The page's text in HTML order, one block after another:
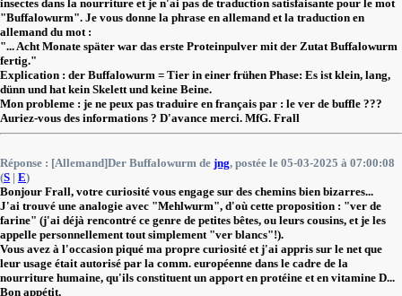
insectes dans la nourriture et je n'ai pas de traduction satisfaisante pour le mot
"Buffalowurm". Je vous donne la phrase en allemand et la traduction en
allemand du mot :
"... Acht Monate später war das erste Proteinpulver mit der Zutat Buffalowurm
fertig."
Explication : der Buffalowurm = Tier in einer frühen Phase: Es ist klein, lang,
dünn und hat kein Skelett und keine Beine.
Mon probleme : je ne peux pas traduire en français par : le ver de buffle ???
Auriez-vous des informations ? D'avance merci. MfG. Frall
Réponse : [Allemand]Der Buffalowurm de jng, postée le 05-03-2025 à 07:00:08
(S | E)
Bonjour Frall, votre curiosité vous engage sur des chemins bien bizarres...
J'ai trouvé une analogie avec "Mehlwurm", d'où cette proposition : "ver de
farine" (j'ai déjà rencontré ce genre de petites bêtes, ou leurs cousins, et je les
appelle personnellement tout simplement "ver blancs"!).
Vous avez à l'occasion piqué ma propre curiosité et j'ai appris sur le net que
leur usage était autorisé par la comm. européenne dans le cadre de la
nourriture humaine, qu'ils constituent un apport en protéine et en vitamine D...
Bon appétit,